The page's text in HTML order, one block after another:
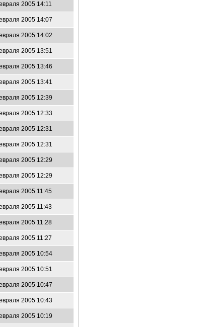
2005 14:11
2005 14:07
2005 14:02
2005 13:51
2005 13:46
2005 13:41
2005 12:39
2005 12:33
2005 12:31
2005 12:31
2005 12:29
2005 12:29
2005 11:45
2005 11:43
2005 11:28
2005 11:27
2005 10:54
2005 10:51
2005 10:47
2005 10:43
2005 10:19